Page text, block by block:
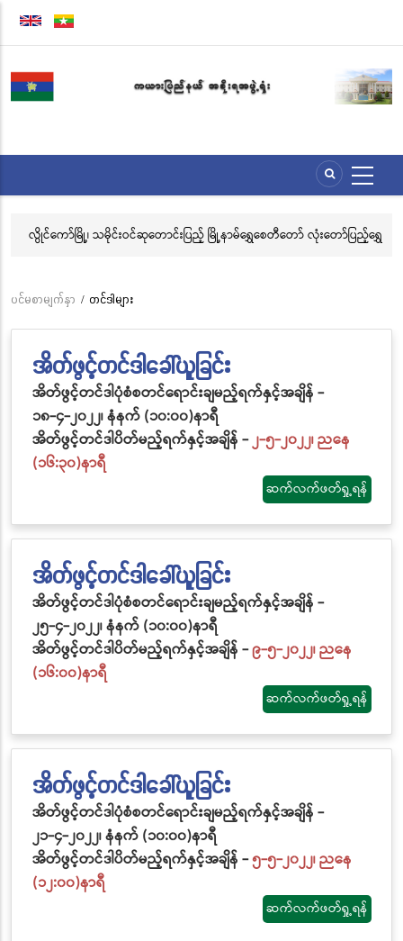
အဓိက
အကြောင်းအရာ
သွား
မည်
လွိုင်ကော်မြို့၊ သမိုင်းဝင်ဆုတောင်းပြည့် မြို့နာမ်ရွှေစေတီတော် လုံးတော်ပြည့်ရွှေ
ဘုံကထိန် အလှူတော်မင်္ဂလာအခမ်းအနား ကျင်းပ
Breadcrumb
ပင်မစာမျက်နှာ / တင်ဒါများ
အိတ်ဖွင့်တင်ဒါခေါ်ယူခြင်း
အိတ်ဖွင့်တင်ဒါပုံစံစတင်ရောင်းချမည့်ရက်နှင့်အချိန် -
၁၈-၄-၂၀၂၂၊ နံနက် (၁၀:၀၀)နာရီ
အိတ်ဖွင့်တင်ဒါပိတ်မည့်ရက်နှင့်အချိန် -၂-၅-၂၀၂၂၊ ညနေ
(၁၆:၃၀)နာရီ
ဆက်လက်ဖတ်ရှု့ရန်
အိတ်ဖွင့်တင်ဒါခေါ်ယူခြင်း
အိတ်ဖွင့်တင်ဒါပုံစံစတင်ရောင်းချမည့်ရက်နှင့်အချိန် -
၂၅-၄-၂၀၂၂၊ နံနက် (၁၀:၀၀)နာရီ
အိတ်ဖွင့်တင်ဒါပိတ်မည့်ရက်နှင့်အချိန် -၉-၅-၂၀၂၂၊ ညနေ
(၁၆:၀၀)နာရီ
ဆက်လက်ဖတ်ရှု့ရန်
အိတ်ဖွင့်တင်ဒါခေါ်ယူခြင်း
အိတ်ဖွင့်တင်ဒါပုံစံစတင်ရောင်းချမည့်ရက်နှင့်အချိန် -
၂၁-၄-၂၀၂၂၊ နံနက် (၁၀:၀၀)နာရီ
အိတ်ဖွင့်တင်ဒါပိတ်မည့်ရက်နှင့်အချိန် -၅-၅-၂၀၂၂၊ ညနေ
(၁၂:၀၀)နာရီ
ဆက်လက်ဖတ်ရှု့ရန်